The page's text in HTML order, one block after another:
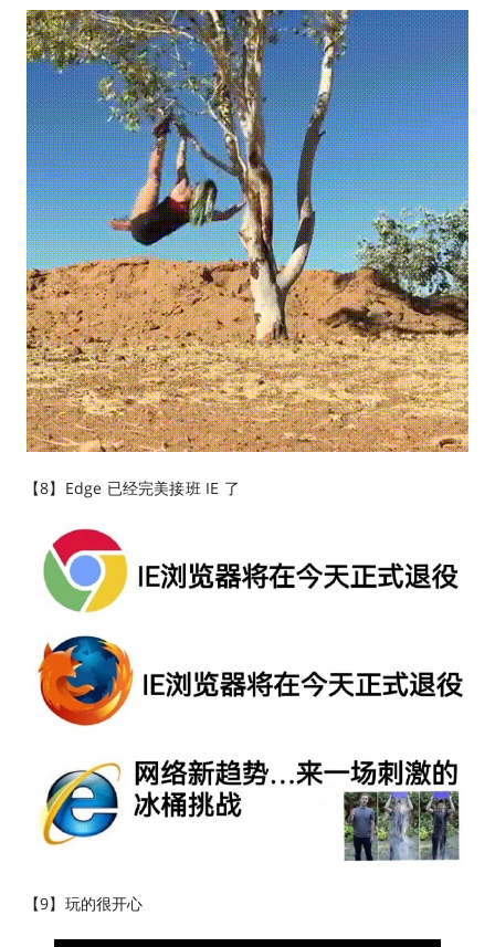
【8】Edge 已经完美接班 IE 了
【9】玩的很开心